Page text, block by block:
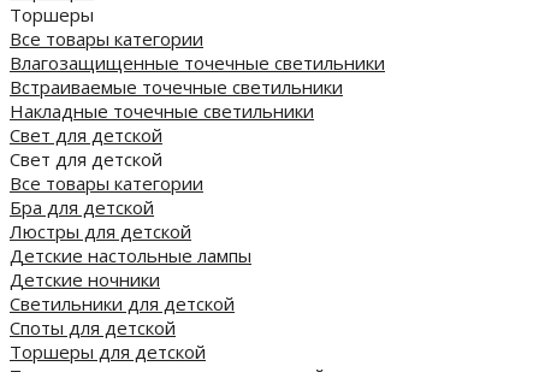
Торшеры
Все товары категории
Влагозащищенные точечные светильники
Встраиваемые точечные светильники
Накладные точечные светильники
Свет для детской
Свет для детской
Все товары категории
Бра для детской
Люстры для детской
Детские настольные лампы
Детские ночники
Светильники для детской
Споты для детской
Торшеры для детской